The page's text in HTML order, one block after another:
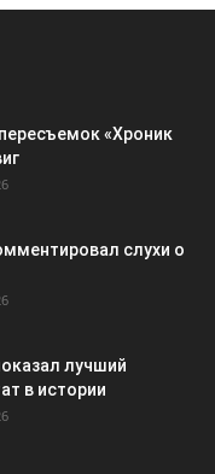
«Хроник
слухи о
лучший
в истории